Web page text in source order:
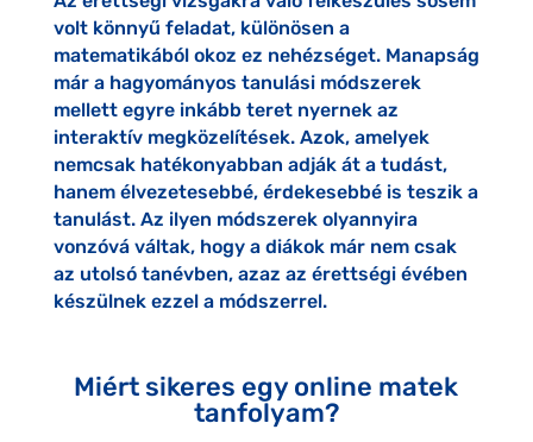
volt könnyű feladat, különösen a
matematikából okoz ez nehézséget. Manapság
már a hagyományos tanulási módszerek
mellett egyre inkább teret nyernek az
interaktív megközelítések. Azok, amelyek
nemcsak hatékonyabban adják át a tudást,
hanem élvezetesebbé, érdekesebbé is teszik a
tanulást. Az ilyen módszerek olyannyira
vonzóvá váltak, hogy a diákok már nem csak
az utolsó tanévben, azaz az érettségi évében
készülnek ezzel a módszerrel.
Miért sikeres egy online matek
tanfolyam?